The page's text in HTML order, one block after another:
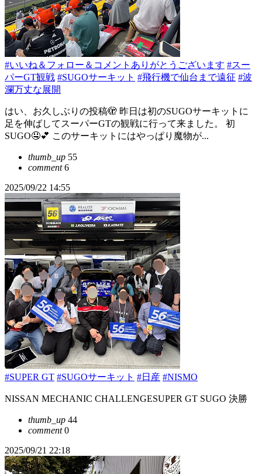
#いいね＆フォロー＆コメントありがとうございます #スー
パーGT観戦 #SUGOサーキット #飛行機で仙台まで遠征 #波
瀾万丈な展開
はい、お久しぶりの投稿🫣 昨日は初のSUGOサーキットに
足を伸ばしてスーパーGTの観戦に行って来ました。 初
SUGO🤤💕 このサーキットにはやっぱり魔物が...
thumb_up 55
comment6
2025/09/22 14:55
#SUPER GT #SUGOサーキット #日産 #NISMO
NISSAN MECHANIC CHALLENGESUPER GT SUGO 決勝
thumb_up 44
comment0
2025/09/21 22:18